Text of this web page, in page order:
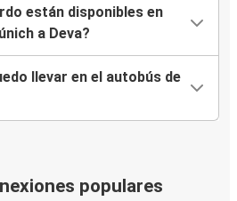
están disponibles en
a Deva?
llevar en el autobús de
populares